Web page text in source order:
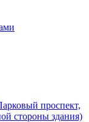
проспект,
стороны здания)